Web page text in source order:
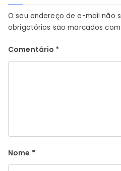
O seu endereço de e-mail não
obrigatórios são marcados com
Comentário *
Nome *